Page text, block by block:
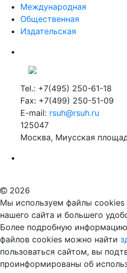
Международная
Общественная
Издательская
Tel.: +7(495) 250-61-18
Fax: +7(499) 250-51-09
E-mail: rsuh@rsuh.ru
125047
Москва, Миусская
2026
Мы используем файлы cookies
нашего сайта и большего
Более подробную
файлов cookies можно найти
пользоваться сайтом, вы
проинформированы об